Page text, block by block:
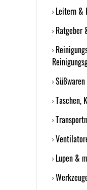
Leitern &
Ratgeber
Taschen,
Lupen &